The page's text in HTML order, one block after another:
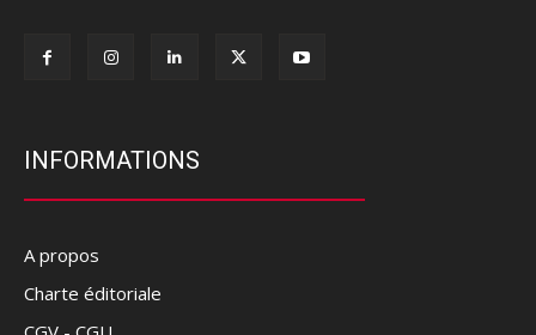
INFORMATIONS
A propos
Charte éditoriale